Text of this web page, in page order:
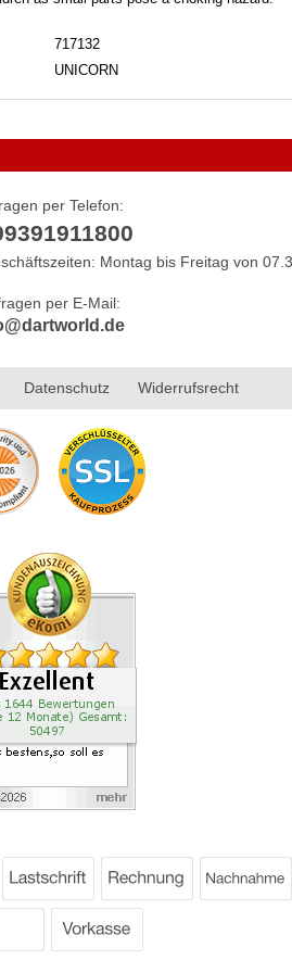
717132
UNICORN
per Telefon:
Montag bis Freitag von
per E-Mail:
Datenschutz Widerrufsrecht